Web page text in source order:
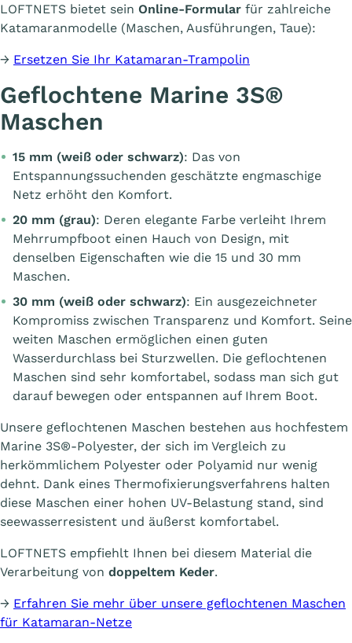
LOFTNETS bietet sein Online-Formular für zahlreiche
Katamaranmodelle (Maschen, Ausführungen, Taue):
→ Ersetzen Sie Ihr Katamaran-Trampolin
Geflochtene Marine 3S®
Maschen
15 mm (weiß oder schwarz): Das von
Entspannungssuchenden geschätzte engmaschige
Netz erhöht den Komfort.
20 mm (grau): Deren elegante Farbe verleiht Ihrem
Mehrrumpfboot einen Hauch von Design, mit
denselben Eigenschaften wie die 15 und 30 mm
Maschen.
30 mm (weiß oder schwarz): Ein ausgezeichneter
Kompromiss zwischen Transparenz und Komfort. Seine
weiten Maschen ermöglichen einen guten
Wasserdurchlass bei Sturzwellen. Die geflochtenen
Maschen sind sehr komfortabel, sodass man sich gut
darauf bewegen oder entspannen auf Ihrem Boot.
Unsere geflochtenen Maschen bestehen aus hochfestem
Marine 3S®-Polyester, der sich im Vergleich zu
herkömmlichem Polyester oder Polyamid nur wenig
dehnt. Dank eines Thermofixierungsverfahrens halten
diese Maschen einer hohen UV-Belastung stand, sind
seewasserresistent und äußerst komfortabel.
LOFTNETS empfiehlt Ihnen bei diesem Material die
Verarbeitung von doppeltem Keder.
→ Erfahren Sie mehr über unsere geflochtenen Maschen
für Katamaran-Netze